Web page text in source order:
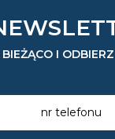
I
nr telefonu